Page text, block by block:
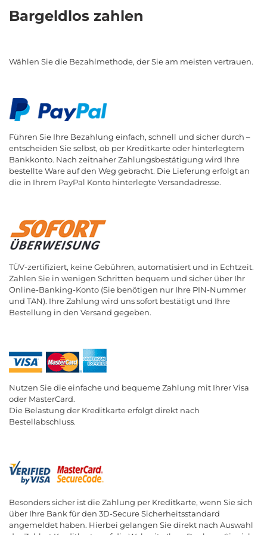
Bargeldlos zahlen
Wählen Sie die Bezahlmethode, der Sie am meisten vertrauen.
Führen Sie Ihre Bezahlung einfach, schnell und sicher durch –
entscheiden Sie selbst, ob per Kreditkarte oder hinterlegtem
Bankkonto. Nach zeitnaher Zahlungsbestätigung wird Ihre
bestellte Ware auf den Weg gebracht. Die Lieferung erfolgt an
die in Ihrem PayPal Konto hinterlegte Versandadresse.
TÜV-zertifiziert, keine Gebühren, automatisiert und in Echtzeit.
Zahlen Sie in wenigen Schritten bequem und sicher über Ihr
Online-Banking-Konto (Sie benötigen nur Ihre PIN-Nummer
und TAN). Ihre Zahlung wird uns sofort bestätigt und Ihre
Bestellung in den Versand gegeben.
Nutzen Sie die einfache und bequeme Zahlung mit Ihrer Visa
oder MasterCard.
Die Belastung der Kreditkarte erfolgt direkt nach
Bestellabschluss.
Besonders sicher ist die Zahlung per Kreditkarte, wenn Sie sich
über Ihre Bank für den 3D-Secure Sicherheitsstandard
angemeldet haben. Hierbei gelangen Sie direkt nach Auswahl